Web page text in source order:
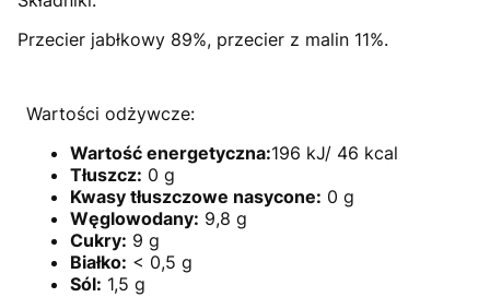
Przecier jabłkowy 89%, przecier z malin 11%.
Wartości odżywcze:
Wartość energetyczna:196 kJ/ 46 kcal
Tłuszcz: 0 g
Kwasy tłuszczowe nasycone: 0 g
Węglowodany: 9,8 g
Cukry: 9 g
Białko: < 0,5 g
Sól: 1,5 g